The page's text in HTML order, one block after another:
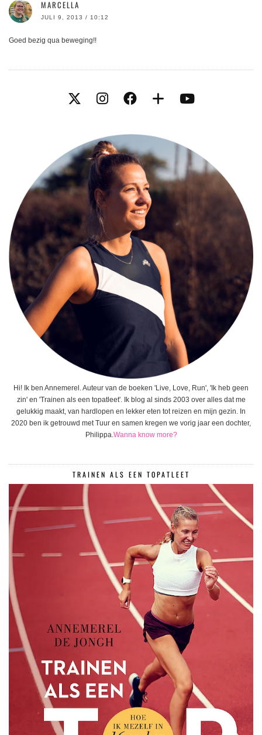
MARCELLA
JULI 9, 2013 / 10:12
Goed bezig qua beweging!!
Hi! Ik ben Annemerel. Auteur van de boeken 'Live, Love, Run', 'Ik heb geen
zin' en 'Trainen als een topatleet'. Ik blog al sinds 2003 over alles dat me
gelukkig maakt, van hardlopen en lekker eten tot reizen en mijn gezin. In
2020 ben ik getrouwd met Tuur en samen kregen we vorig jaar een dochter,
Philippa.Wanna know more?
TRAINEN ALS EEN TOPATLEET